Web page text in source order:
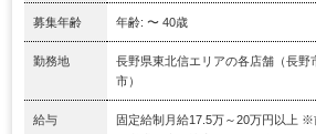
募集年齢 年齢: 〜 40歳
勤務地
長野県東北信エリアの各店舗（長野
市）
給与
固定給制月給17.5万～20万円以上